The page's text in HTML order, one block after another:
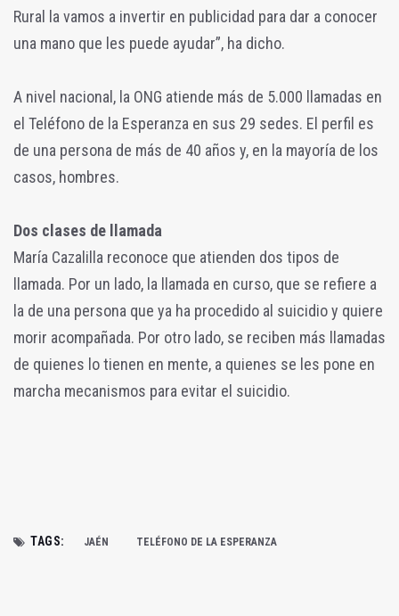
Rural la vamos a invertir en publicidad para dar a conocer
una mano que les puede ayudar”, ha dicho.
A nivel nacional, la ONG atiende más de 5.000 llamadas en
el Teléfono de la Esperanza en sus 29 sedes. El perfil es
de una persona de más de 40 años y, en la mayoría de los
casos, hombres.
Dos clases de llamada
María Cazalilla reconoce que atienden dos tipos de
llamada. Por un lado, la llamada en curso, que se refiere a
la de una persona que ya ha procedido al suicidio y quiere
morir acompañada. Por otro lado, se reciben más llamadas
de quienes lo tienen en mente, a quienes se les pone en
marcha mecanismos para evitar el suicidio.
TAGS: JAÉN TELÉFONO DE LA ESPERANZA